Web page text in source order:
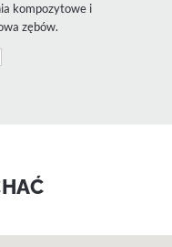
kompozytowe i
zębów.